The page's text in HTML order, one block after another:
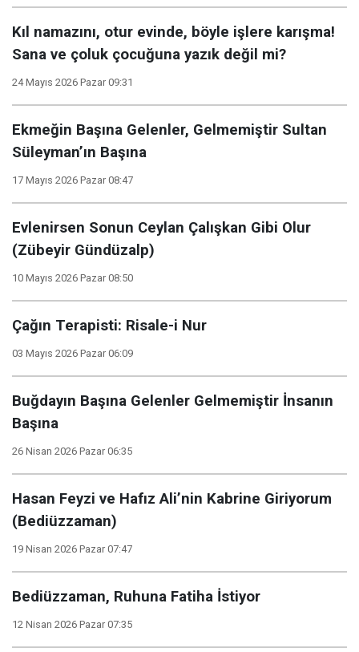
Kıl namazını, otur evinde, böyle işlere karışma!
Sana ve çoluk çocuğuna yazık değil mi?
24 Mayıs 2026 Pazar 09:31
Ekmeğin Başına Gelenler, Gelmemiştir Sultan
Süleyman’ın Başına
17 Mayıs 2026 Pazar 08:47
Evlenirsen Sonun Ceylan Çalışkan Gibi Olur
(Zübeyir Gündüzalp)
10 Mayıs 2026 Pazar 08:50
Çağın Terapisti: Risale-i Nur
03 Mayıs 2026 Pazar 06:09
Buğdayın Başına Gelenler Gelmemiştir İnsanın
Başına
26 Nisan 2026 Pazar 06:35
Hasan Feyzi ve Hafız Ali’nin Kabrine Giriyorum
(Bediüzzaman)
19 Nisan 2026 Pazar 07:47
Bediüzzaman, Ruhuna Fatiha İstiyor
12 Nisan 2026 Pazar 07:35